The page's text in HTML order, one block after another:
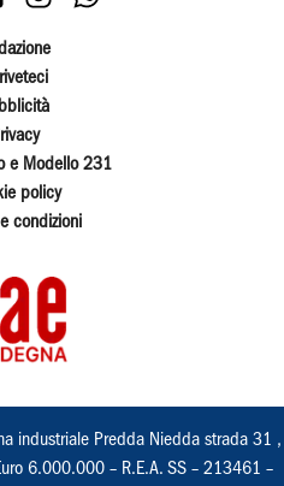
e Modello 231
policy
e condizioni
industriale Predda Niedda strada 31 ,
6.000.000 – R.E.A. SS – 213461 –